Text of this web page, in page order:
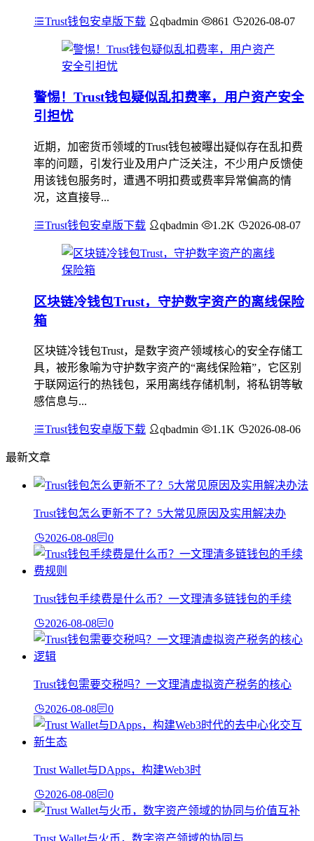
Trust钱包安卓版下载 qbadmin 861 2026-08-07
警惕！Trust钱包疑似乱扣费率，用户资产安全
引担忧
近期，加密货币领域的Trust钱包被曝出疑似存在乱扣费
率的问题，引发行业及用户广泛关注，不少用户反馈使
用该钱包服务时，遭遇不明扣费或费率异常偏高的情
况，这直接导...
Trust钱包安卓版下载 qbadmin 1.2K 2026-08-07
区块链冷钱包Trust，守护数字资产的离线保险
箱
区块链冷钱包Trust，是数字资产领域核心的安全存储工
具，被形象喻为守护数字资产的“离线保险箱”，它区别
于联网运行的热钱包，采用离线存储机制，将私钥等敏
感信息与...
Trust钱包安卓版下载 qbadmin 1.1K 2026-08-06
最新文章
Trust钱包怎么更新不了？5大常见原因及实用解决办
2026-08-08 0
Trust钱包手续费是什么币？一文理清多链钱包的手续
2026-08-08 0
Trust钱包需要交税吗？一文理清虚拟资产税务的核心
2026-08-08 0
Trust Wallet与DApps，构建Web3时
2026-08-08 0